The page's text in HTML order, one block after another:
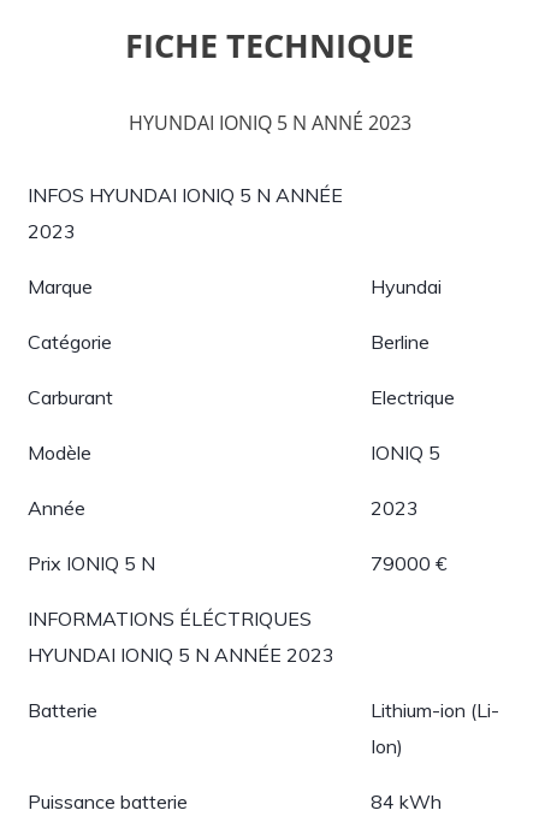
FICHE TECHNIQUE
HYUNDAI IONIQ 5 N ANNÉ 2023
INFOS HYUNDAI IONIQ 5 N ANNÉE
2023
Marque Hyundai
Catégorie Berline
Carburant Electrique
Modèle IONIQ 5
Année 2023
Prix IONIQ 5 N 79000 €
INFORMATIONS ÉLÉCTRIQUES
HYUNDAI IONIQ 5 N ANNÉE 2023
Batterie
Lithium-ion (Li-
Ion)
Puissance batterie 84 kWh